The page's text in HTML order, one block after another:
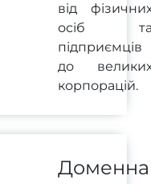
від
осіб
підприємців
до
корпорацій.
Доменна